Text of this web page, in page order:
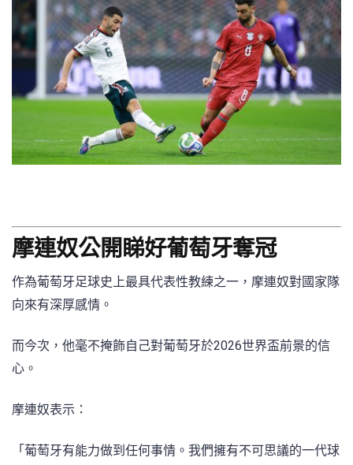
摩連奴公開睇好葡萄牙奪冠
作為葡萄牙足球史上最具代表性教練之一，摩連奴對國家隊
向來有深厚感情。
而今次，他毫不掩飾自己對葡萄牙於2026世界盃前景的信
心。
摩連奴表示：
「葡萄牙有能力做到任何事情。我們擁有不可思議的一代球